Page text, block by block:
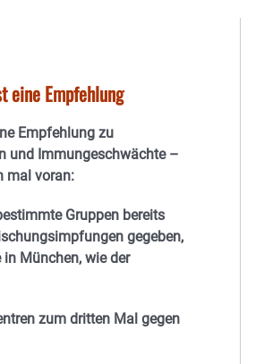
eine Empfehlung
Empfehlung zu
und Immungeschwächte –
mal voran:
Gruppen bereits
gegeben,
München, wie der
zum dritten Mal gegen